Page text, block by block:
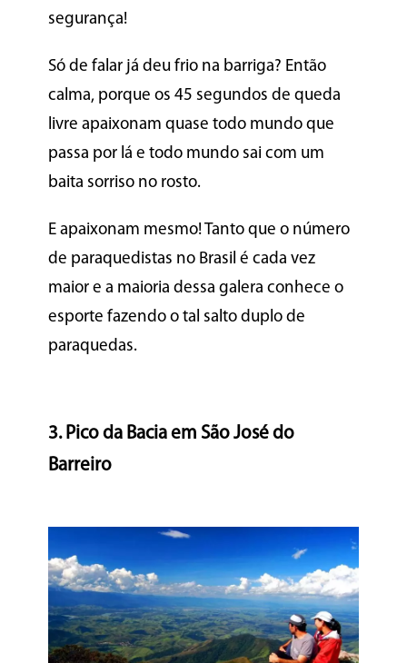
segurança!
Só de falar já deu frio na barriga? Então
calma, porque os 45 segundos de queda
livre apaixonam quase todo mundo que
passa por lá e todo mundo sai com um
baita sorriso no rosto.
E apaixonam mesmo! Tanto que o número
de paraquedistas no Brasil é cada vez
maior e a maioria dessa galera conhece o
esporte fazendo o tal salto duplo de
paraquedas.
3. Pico da Bacia em São José do
Barreiro